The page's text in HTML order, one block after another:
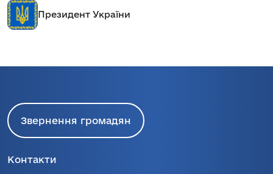
Президент України
Звернення громадян
Контакти